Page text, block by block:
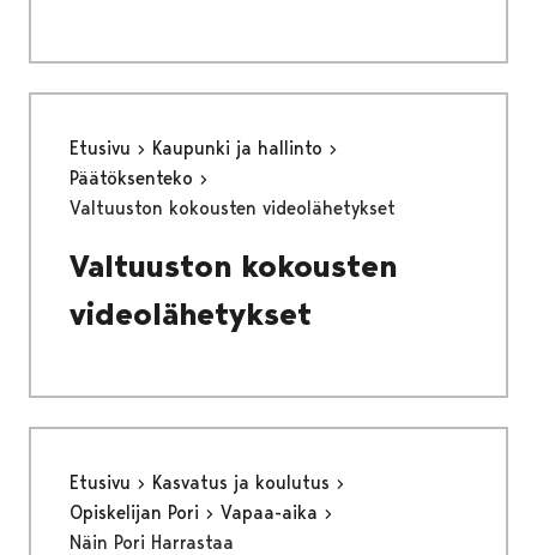
Etusivu
Kaupunki ja hallinto
Päätöksenteko
Valtuuston kokousten videolähetykset
Valtuuston kokousten
videolähetykset
Etusivu
Kasvatus ja koulutus
Opiskelijan Pori
Vapaa-aika
Näin Pori Harrastaa